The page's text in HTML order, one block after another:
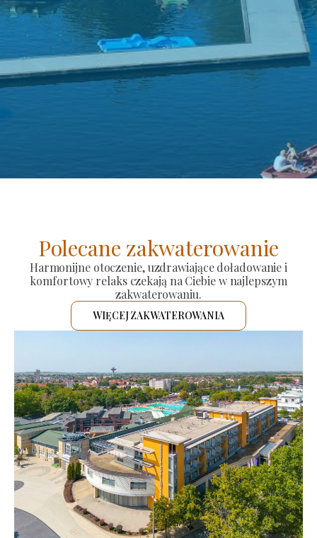
Polecane zakwaterowanie
Harmonijne otoczenie, uzdrawiające doładowanie i
komfortowy relaks czekają na Ciebie w najlepszym
zakwaterowaniu.
WIĘCEJ ZAKWATEROWANIA